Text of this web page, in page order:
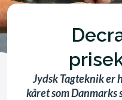
Jydsk Tagteknik er
kåret som